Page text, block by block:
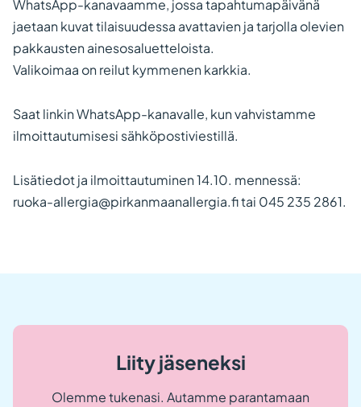
WhatsApp-kanavaamme, jossa tapahtumapäivänä
jaetaan kuvat tilaisuudessa avattavien ja tarjolla olevien
pakkausten ainesosaluetteloista.
Valikoimaa on reilut kymmenen karkkia.
Saat linkin WhatsApp-kanavalle, kun vahvistamme
ilmoittautumisesi sähköpostiviestillä.
Lisätiedot ja ilmoittautuminen 14.10. mennessä:
ruoka-allergia@pirkanmaanallergia.fi tai 045 235 2861.
Liity jäseneksi
Olemme tukenasi. Autamme parantamaan